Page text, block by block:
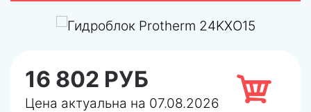
16 802 РУБ
Цена актуальна на 07.08.2026